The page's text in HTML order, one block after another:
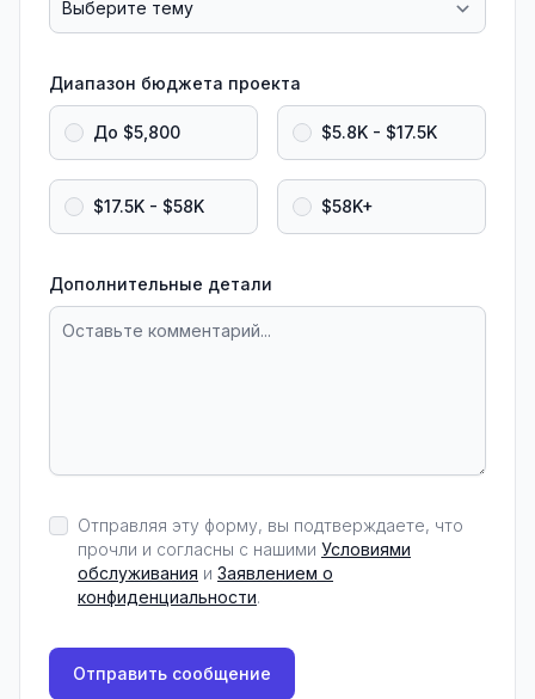
Диапазон бюджета проекта
До $5,800 $5.8K - $17.5K
$17.5K - $58K $58K+
Дополнительные детали
Отправляя эту форму, вы подтверждаете, что
прочли и согласны с нашими Условиями
обслуживания и Заявлением о
конфиденциальности.
Отправить сообщение